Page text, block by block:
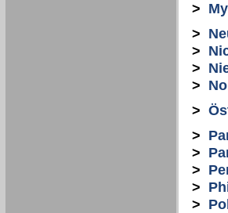
>
>
>
>
>
>
>
>
>
>
>